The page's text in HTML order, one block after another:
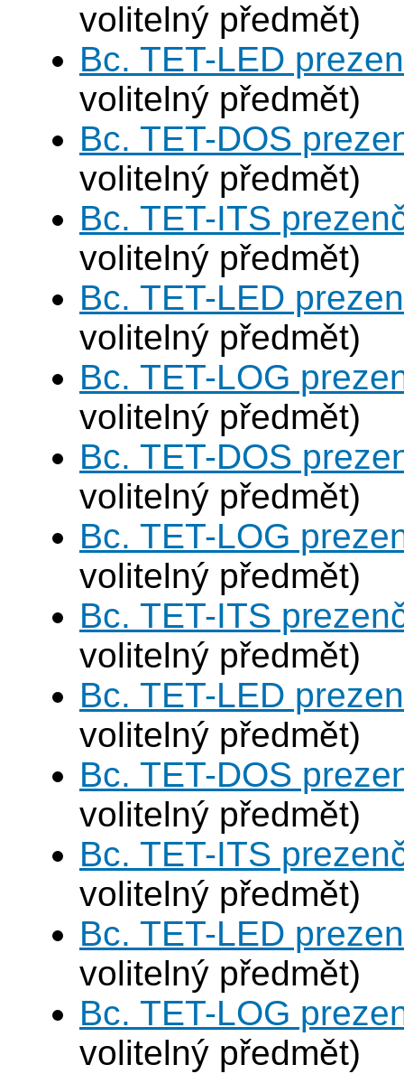
volitelný předmět)
Bc. TET-LED
volitelný předmět)
Bc. TET-DOS
volitelný předmět)
Bc. TET-ITS
volitelný předmět)
Bc. TET-LED
volitelný předmět)
Bc. TET-LOG
volitelný předmět)
Bc. TET-DOS
volitelný předmět)
Bc. TET-LOG
volitelný předmět)
Bc. TET-ITS
volitelný předmět)
Bc. TET-LED
volitelný předmět)
Bc. TET-DOS
volitelný předmět)
Bc. TET-ITS
volitelný předmět)
Bc. TET-LED
volitelný předmět)
Bc. TET-LOG
volitelný předmět)